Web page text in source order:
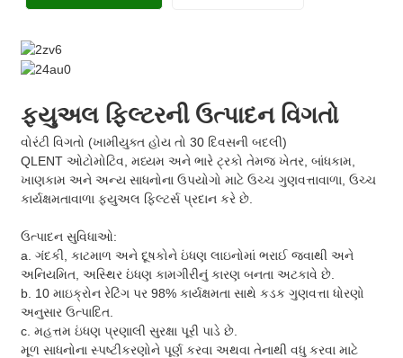
ફ્યુઅલ ફિલ્ટરની ઉત્પાદન વિગતો
વોરંટી વિગતો (ખામીયુક્ત હોય તો 30 દિવસની બદલી)
QLENT ઓટોમોટિવ, મધ્યમ અને ભારે ટ્રકો તેમજ ખેતર, બાંધકામ,
ખાણકામ અને અન્ય સાધનોના ઉપયોગો માટે ઉચ્ચ ગુણવત્તાવાળા, ઉચ્ચ
કાર્યક્ષમતાવાળા ફ્યુઅલ ફિલ્ટર્સ પ્રદાન કરે છે.
ઉત્પાદન સુવિધાઓ:
a. ગંદકી, કાટમાળ અને દૂષકોને ઇંધણ લાઇનોમાં ભરાઈ જવાથી અને
અનિયમિત, અસ્થિર ઇંધણ કામગીરીનું કારણ બનતા અટકાવે છે.
b. 10 માઇક્રોન રેટિંગ પર 98% કાર્યક્ષમતા સાથે કડક ગુણવત્તા ધોરણો
અનુસાર ઉત્પાદિત.
c. મહત્તમ ઇંધણ પ્રણાલી સુરક્ષા પૂરી પાડે છે.
મૂળ સાધનોના સ્પષ્ટીકરણોને પૂર્ણ કરવા અથવા તેનાથી વધુ કરવા માટે